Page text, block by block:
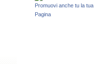
Promuovi anche tu la tua
Pagina